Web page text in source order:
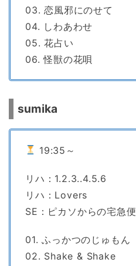
03. 恋風邪にのせて
04. しわあわせ
05. 花占い
06. 怪獣の花唄
sumika
19:35～
リハ：1.2.3..4.5.6
リハ：Lovers
SE：ピカソからの宅急便
01. ふっかつのじゅもん
02. Shake & Shake